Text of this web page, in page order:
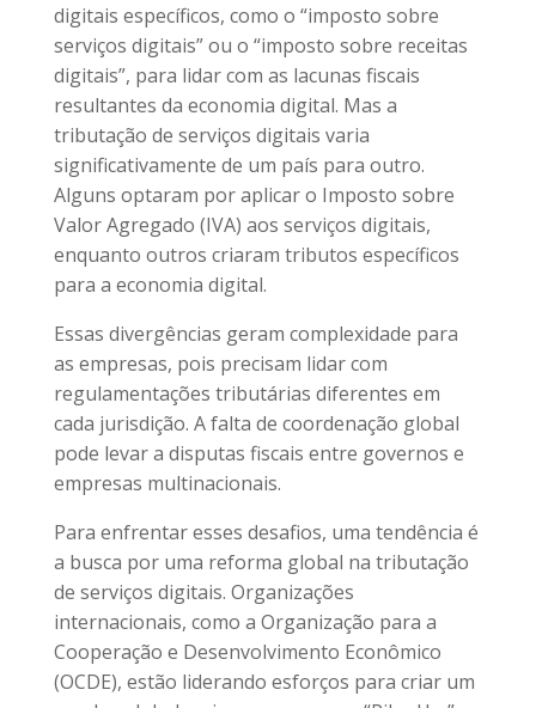
digitais específicos, como o “imposto sobre
serviços digitais” ou o “imposto sobre receitas
digitais”, para lidar com as lacunas fiscais
resultantes da economia digital. Mas a
tributação de serviços digitais varia
significativamente de um país para outro.
Alguns optaram por aplicar o Imposto sobre
Valor Agregado (IVA) aos serviços digitais,
enquanto outros criaram tributos específicos
para a economia digital.
Essas divergências geram complexidade para
as empresas, pois precisam lidar com
regulamentações tributárias diferentes em
cada jurisdição. A falta de coordenação global
pode levar a disputas fiscais entre governos e
empresas multinacionais.
Para enfrentar esses desafios, uma tendência é
a busca por uma reforma global na tributação
de serviços digitais. Organizações
internacionais, como a Organização para a
Cooperação e Desenvolvimento Econômico
(OCDE), estão liderando esforços para criar um